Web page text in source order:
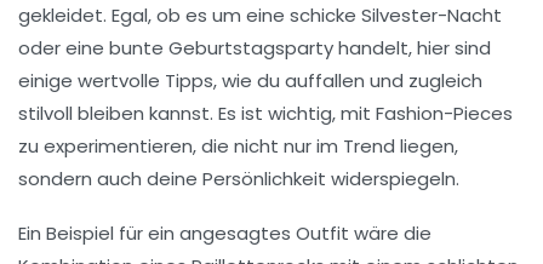
gekleidet. Egal, ob es um eine schicke Silvester-Nacht
oder eine bunte Geburtstagspartyhandelt, hier sind
einige wertvolle Tipps, wie du auffallen und zugleich
stilvoll bleiben kannst. Es ist wichtig, mit Fashion-Pieces
zu experimentieren, die nicht nur im Trend liegen,
sondern auch deine Persönlichkeit widerspiegeln.
Ein Beispiel für ein angesagtes Outfit wäre die